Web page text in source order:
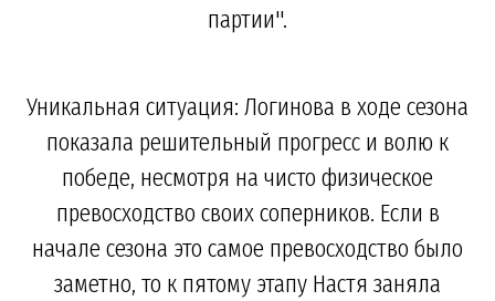
партии".
Уникальная ситуация: Логинова в ходе сезона
показала решительный прогресс и волю к
победе, несмотря на чисто физическое
превосходство своих соперников. Если в
начале сезона это самое превосходство было
заметно, то к пятому этапу Настя заняла